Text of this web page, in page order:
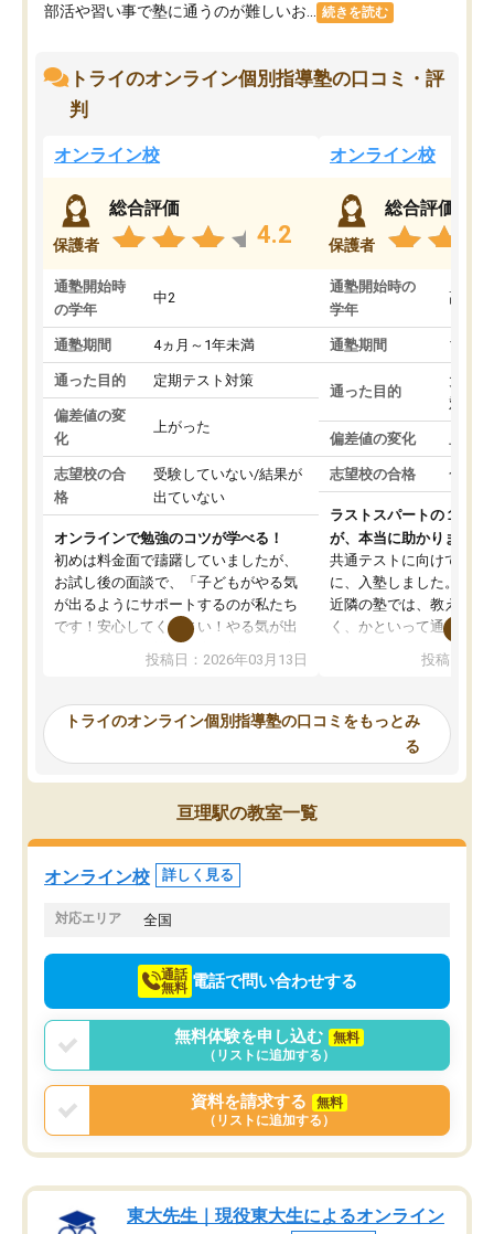
部活や習い事で塾に通うのが難しいお... 続きを読む
トライのオンライン個別指導塾の口コミ・評
判
オンライン校
保護者
総合評価
4.2
通塾開始時
の学年
中2
通塾期間 4ヵ月～1年未満
通った目的 定期テスト対策
偏差値の変
化
上がった
志望校の合
格
受験していない/結果が
出ていない
オンラインで勉強のコツが学べる！
初めは料金面で躊躇していましたが、
お試し後の面談で、「子どもがやる気
が出るようにサポートするのが私たち
です！安心してください！やる気が出
ないのは私たち講師の責任です」と言
ってくださり、確かに！と考えて、思
ったんですが、学生の先生から学ぶこ
み、徐々に成績が上がったらいいなと
思っていました。何が今足りないのか
を的確に指導いただき、子どももびっ
くりするほど楽しんでやる気を持って
塾を受けています。狙い通り、少しず
つ成績も上がり、苦手意識も無くなっ
てきたので、さらに苦手な数学も追加
でお願いしました。来年の高校受験に
投稿日：2026年03月13日
オンライン校
保護者
総合評価
通塾開始時の
学年
高3
通塾期間 1～3
通った目的
大学
対策
偏差値の変化
志望校の合格 合格
ラストスパートの１か月
が、本当に助かりました
共通テストに向けての追
に、入塾しました。田舎
近隣の塾では、教えても
く、かといって通うには
可能なので本当に助か
らないところをピンポイ
頂いて、とてもわかり
していました。一生を
スト、多少お金がかかっ
投稿日：
トライのオンライン個別指導塾の口コミをもっとみ
る
亘理駅の教室一覧
オンライン校 詳しく見る
対応エリア 全国
通話
無料 電話で問い合わせする
無料体験を申し込む
無料
（リストに追加する）
資料を請求する
無料
（リストに追加する）
東大先生｜現役東大生によるオンライン